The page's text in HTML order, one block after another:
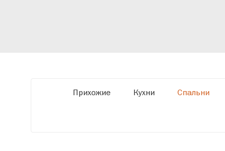
Прихожие Кухни Спальни